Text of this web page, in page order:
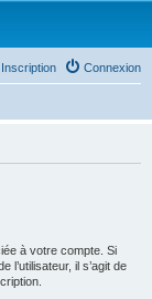
Connexion
Inscription
à votre compte. Si
l’utilisateur, il s’agit de